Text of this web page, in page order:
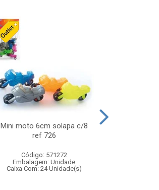
Mini moto 6cm solapa c/8
ref 726
Código: 571272
Embalagem: Unidade
Caixa Com: 24 Unidade(s)